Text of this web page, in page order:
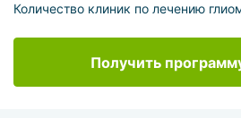
Количество клиник по лечению
Получить